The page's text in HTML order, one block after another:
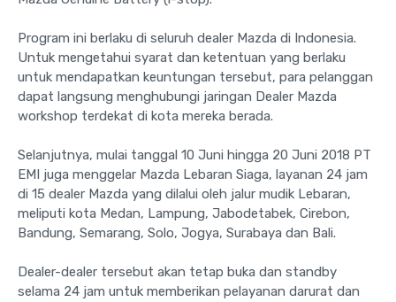
Program ini berlaku di seluruh dealer Mazda di Indonesia.
Untuk mengetahui syarat dan ketentuan yang berlaku
untuk mendapatkan keuntungan tersebut, para pelanggan
dapat langsung menghubungi jaringan Dealer Mazda
workshop terdekat di kota mereka berada.
Selanjutnya, mulai tanggal 10 Juni hingga 20 Juni 2018 PT
EMI juga menggelar Mazda Lebaran Siaga, layanan 24 jam
di 15 dealer Mazda yang dilalui oleh jalur mudik Lebaran,
meliputi kota Medan, Lampung, Jabodetabek, Cirebon,
Bandung, Semarang, Solo, Jogya, Surabaya dan Bali.
Dealer-dealer tersebut akan tetap buka dan standby
selama 24 jam untuk memberikan pelayanan darurat dan